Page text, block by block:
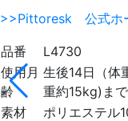
>>Pittoresk 公式ホ
品番
L4730
使用月
齢
生後14日（体
重約15kg)まで
素材
ポリエステル